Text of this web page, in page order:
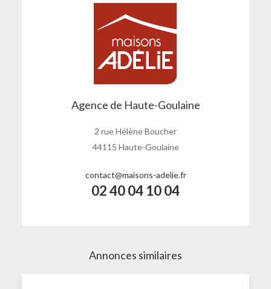
Agence de Haute-Goulaine
2 rue Hélène Boucher
44115 Haute-Goulaine
contact@maisons-adelie.fr
02 40 04 10 04
Annonces similaires